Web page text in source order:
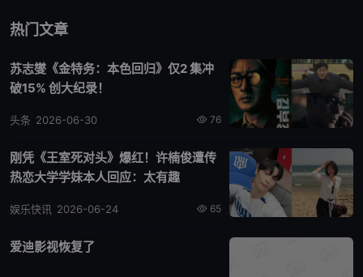
热门文章
苏志燮《金特务：本色回归》仅2 集冲
破15% 创大纪录！
76
头条 2026-06-30
刚凭《王室死对头》爆红！许楠俊遭传
热恋大学学妹本人回应：太有趣
65
娱乐快讯 2026-06-24
爱迪影视恢复了